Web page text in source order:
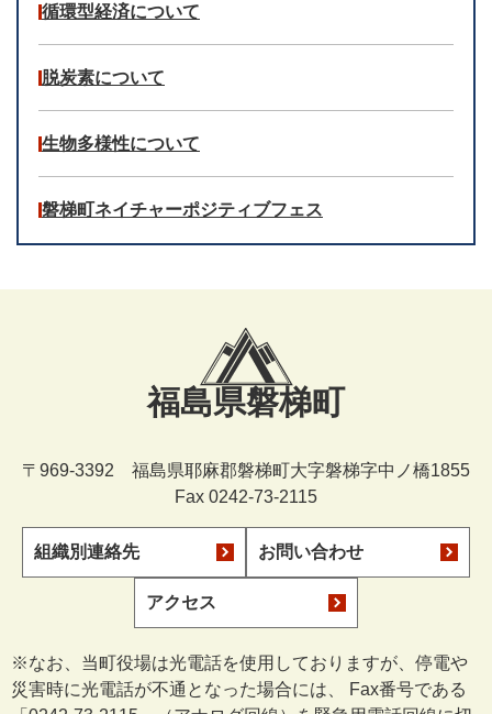
循環型経済について
脱炭素について
生物多様性について
磐梯町ネイチャーポジティブフェス
福島県磐梯町
〒969-3392 福島県耶麻郡磐梯町大字磐梯字中ノ橋1855
Fax 0242-73-2115
組織別連絡先 お問い合わせ
アクセス
※なお、当町役場は光電話を使用しておりますが、停電や
災害時に光電話が不通となった場合には、 Fax番号である